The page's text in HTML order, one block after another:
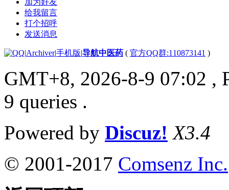
给我留言
打个招呼
发送消息
|Archiver|手机版|导航中医药 ( 官方QQ群:110873141 )
GMT+8, 2026-8-9 07:02 ,
9 queries .
Powered by Discuz! X3.4
© 2001-2017 Comsenz Inc.